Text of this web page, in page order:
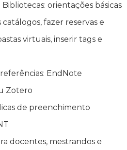
orientações básicas
catálogos, fazer reservas e
virtuais, inserir tags e
EndNote
Zotero
de preenchimento
docentes, mestrandos e